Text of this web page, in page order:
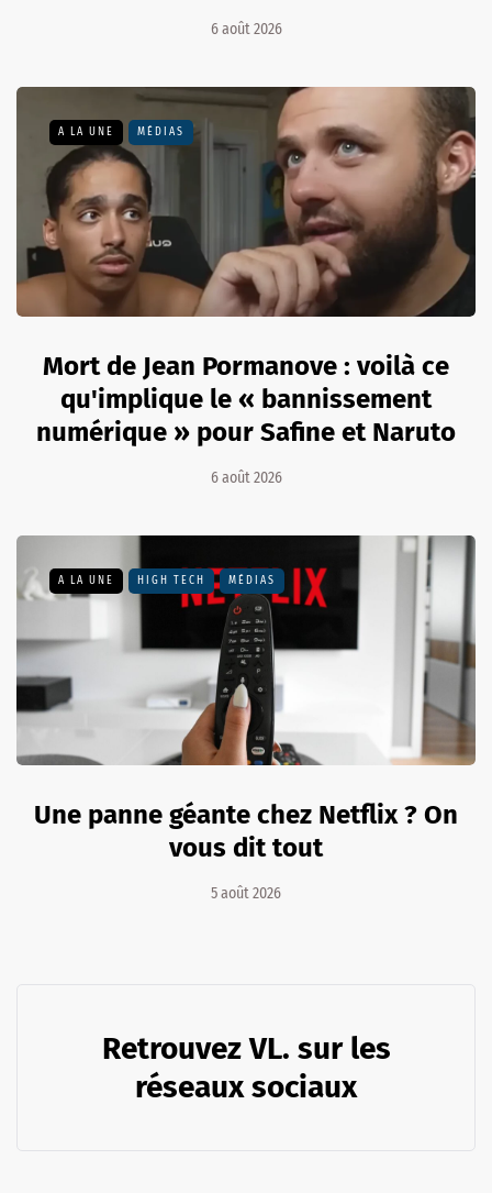
6 août 2026
A LA UNE MÉDIAS
Mort de Jean Pormanove : voilà ce
qu'implique le « bannissement
numérique » pour Safine et Naruto
6 août 2026
A LA UNE HIGH TECH MÉDIAS
Une panne géante chez Netflix ? On
vous dit tout
5 août 2026
Retrouvez VL. sur les
réseaux sociaux